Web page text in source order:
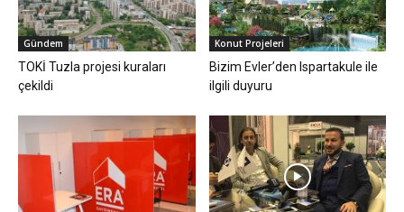
Gündem
TOKİ Tuzla projesi kuraları
çekildi
Konut Projeleri
Bizim Evler’den Ispartakule ile
ilgili duyuru